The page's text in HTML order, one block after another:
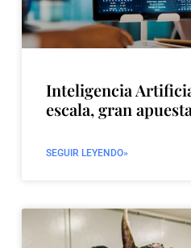
Inteligencia
escala, gran
SEGUIR LEYENDO»